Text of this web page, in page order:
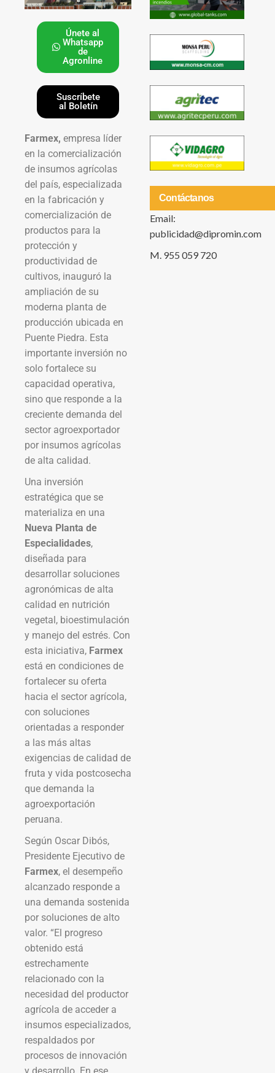
Únete al
Whatsapp
de
Agronline
Suscríbete
al Boletín
Farmex, empresa líder
en la comercialización
de insumos agrícolas
del país, especializada
en la fabricación y
comercialización de
productos para la
protección y
productividad de
cultivos, inauguró la
ampliación de su
moderna planta de
producción ubicada en
Puente Piedra. Esta
importante inversión no
solo fortalece su
capacidad operativa,
sino que responde a la
creciente demanda del
sector agroexportador
por insumos agrícolas
de alta calidad.
Una inversión
estratégica que se
materializa en una
Nueva Planta de
Especialidades,
diseñada para
desarrollar soluciones
agronómicas de alta
calidad en nutrición
vegetal, bioestimulación
y manejo del estrés. Con
esta iniciativa, Farmex
está en condiciones de
fortalecer su oferta
hacia el sector agrícola,
con soluciones
orientadas a responder
a las más altas
exigencias de calidad de
fruta y vida postcosecha
que demanda la
agroexportación
peruana.
Según Oscar Dibós,
Presidente Ejecutivo de
Farmex, el desempeño
alcanzado responde a
una demanda sostenida
por soluciones de alto
valor. “El progreso
obtenido está
estrechamente
relacionado con la
necesidad del productor
agrícola de acceder a
insumos especializados,
respaldados por
procesos de innovación
y desarrollo. En ese
Contáctanos
Email:
publicidad@dipromin.com
M. 955 059 720